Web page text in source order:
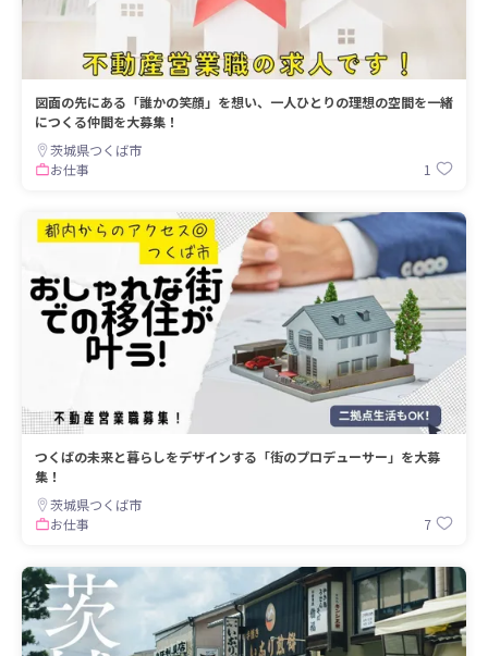
図面の先にある「誰かの笑顔」を想い、一人ひとりの理想の空間を一緒
につくる仲間を大募集！
茨城県つくば市
お仕事
1
つくばの未来と暮らしをデザインする「街のプロデューサー」を大募
集！
茨城県つくば市
お仕事
7